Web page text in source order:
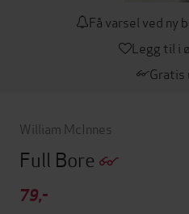
Få varsel ved ny
Legg til i
Gratis
William McInnes
Full Bore
79,-